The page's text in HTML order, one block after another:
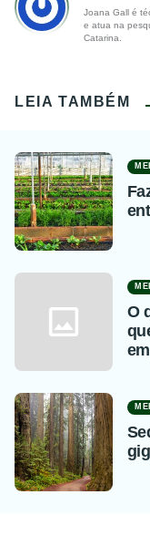
Joana Gall é
e atua na
Catarina.
LEIA TAMBÉM
O